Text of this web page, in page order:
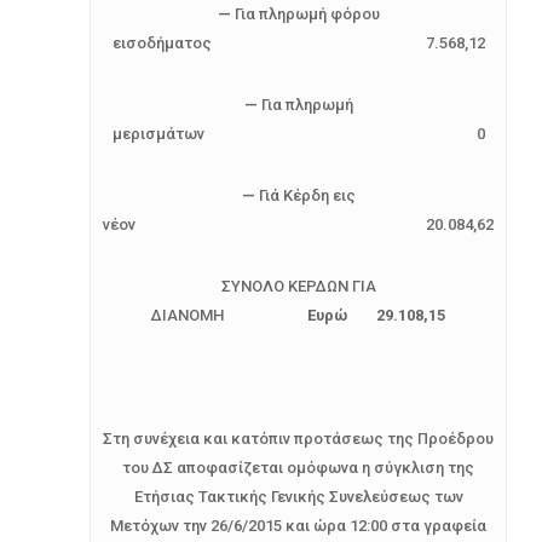
— Για πληρωμή φόρου
εισοδήματος 7.568,12
— Για πληρωμή
μερισμάτων 0
— Γιά Κέρδη εις
νέον 20.084,62
ΣΥΝΟΛΟ ΚΕΡΔΩΝ ΓΙΑ
ΔΙΑΝΟΜΗ
Ευρώ 29.108,15
Στη συνέχεια και κατόπιν προτάσεως της Προέδρου
του ΔΣ αποφασίζεται ομόφωνα η σύγκλιση της
Ετήσιας Τακτικής Γενικής Συνελεύσεως των
Μετόχων την 26/6/2015 και ώρα 12:00 στα γραφεία